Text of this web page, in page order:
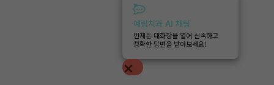
예림치과 AI 채팅
언제든 대화창을 열어 신속하고
정확한 답변을 받아보세요!